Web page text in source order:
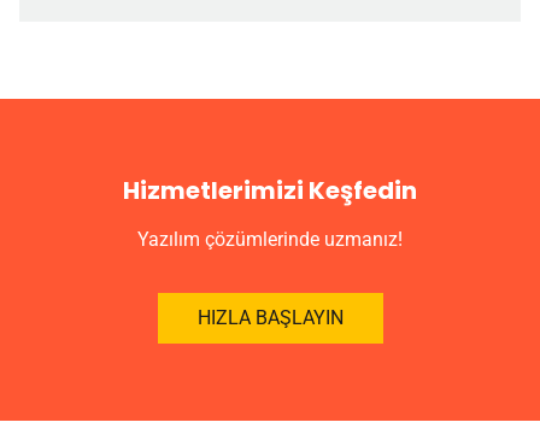
Hizmetlerimizi Keşfedin
Yazılım çözümlerinde uzmanız!
HIZLA BAŞLAYIN